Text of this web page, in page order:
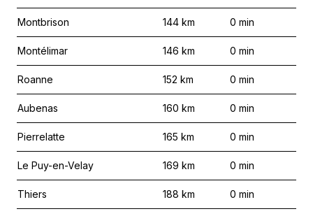
Montbrison 144 km 0 min
Montélimar 146 km 0 min
Roanne 152 km 0 min
Aubenas 160 km 0 min
Pierrelatte 165 km 0 min
Le Puy-en-Velay 169 km 0 min
Thiers 188 km 0 min